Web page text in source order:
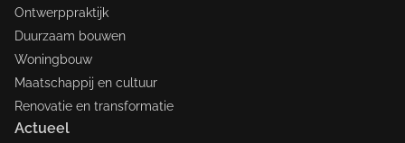
Ontwerppraktijk
Duurzaam bouwen
Woningbouw
Maatschappij en cultuur
Renovatie en transformatie
Actueel